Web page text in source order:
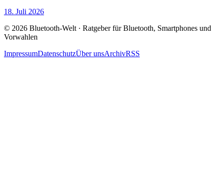
18. Juli 2026
© 2026 Bluetooth-Welt · Ratgeber für Bluetooth, Smartphones und
Vorwahlen
ImpressumDatenschutzÜber unsArchivRSS